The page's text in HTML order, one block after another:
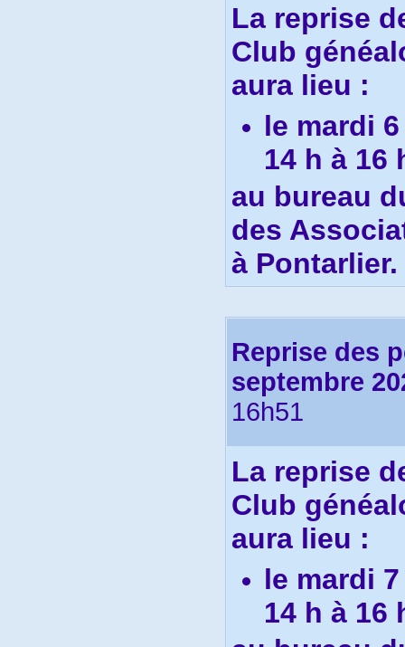
La reprise
Club
aura lieu :
le mardi
14 h à 16
au bureau
des
à Pontarlier.
Reprise des
septembre
16h51
La reprise
Club
aura lieu :
le mardi
14 h à 16